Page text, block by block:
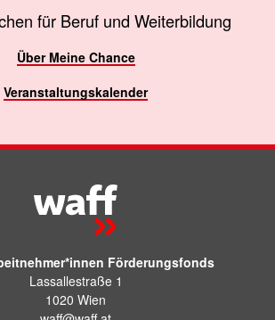
für Beruf und Weiterbildung
Über Meine Chance
Veranstaltungskalender
Förderungsfonds
Lassallestraße 1
1020 Wien